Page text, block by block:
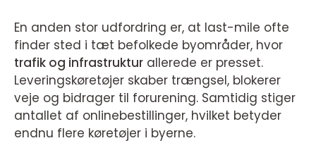
En anden stor udfordring er, at last-mile ofte
finder sted i tæt befolkede byområder, hvor
trafik og infrastruktur allerede er presset.
Leveringskøretøjer skaber trængsel, blokerer
veje og bidrager til forurening. Samtidig stiger
antallet af onlinebestillinger, hvilket betyder
endnu flere køretøjer i byerne.